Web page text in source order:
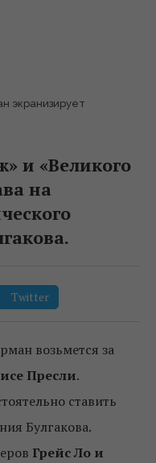
экранизирует
и «Великого
на
Twitter
возьмется за
Пресли.
ставить
Булгакова.
Грейс Ло и